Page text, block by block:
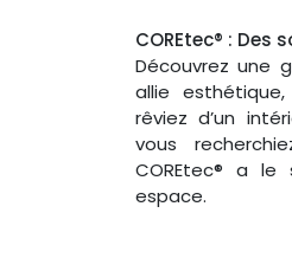
COREtec® : Des
Découvrez une
allie
rêviez d’un
vous
COREtec® a
espace.